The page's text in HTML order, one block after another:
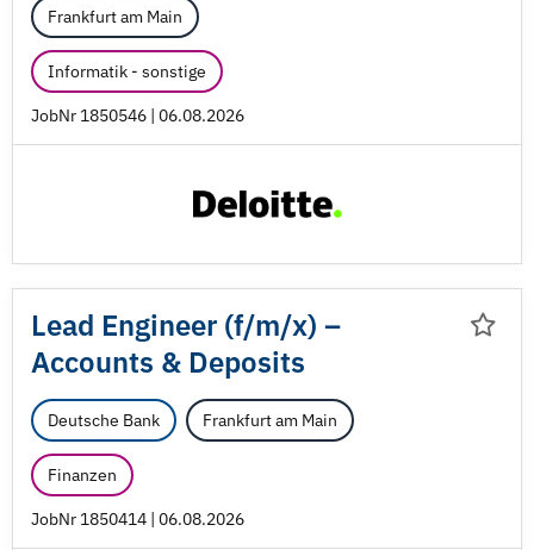
Frankfurt am Main
Informatik - sonstige
JobNr 1850546 | 06.08.2026
Lead Engineer (f/m/x) –
Accounts & Deposits
Deutsche Bank Frankfurt am Main
Finanzen
JobNr 1850414 | 06.08.2026